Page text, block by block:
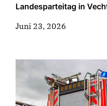
Landesparteitag in
Juni 23, 2026